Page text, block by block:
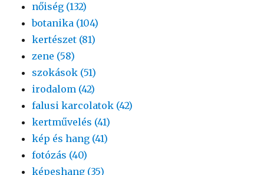
nőiség (132)
botanika (104)
kertészet (81)
zene (58)
szokások (51)
irodalom (42)
falusi karcolatok (42)
kertművelés (41)
kép és hang (41)
fotózás (40)
képeshang (35)